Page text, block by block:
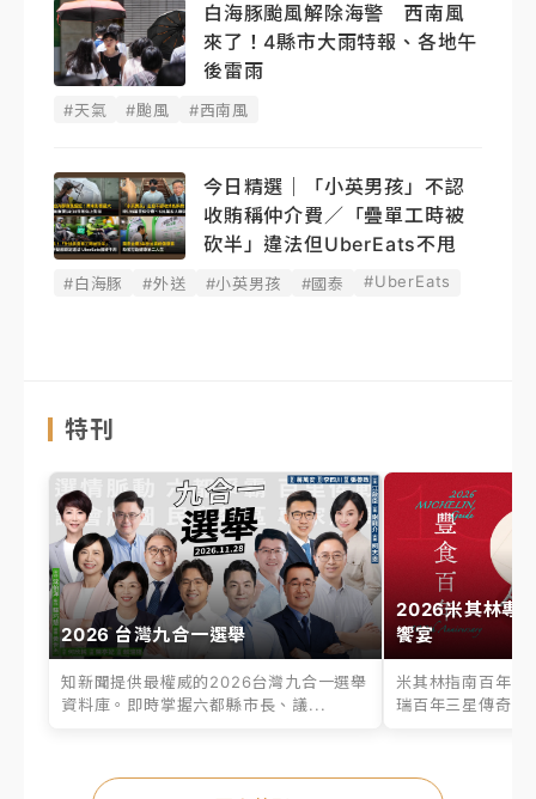
白海豚颱風解除海警 西南風
來了！4縣市大雨特報、各地午
後雷雨
#天氣 #颱風 #西南風
今日精選｜「小英男孩」不認
收賄稱仲介費／「疊單工時被
砍半」違法但UberEats不甩
#白海豚 #外送 #小英男孩 #國泰 #UberEats
特刊
2026 台灣九合一選舉
知新聞提供最權威的2026台灣九合一選舉
資料庫。即時掌握六都縣市長、議...
2026米其林專
饗宴
米其林指南百年之
瑞百年三星傳奇、